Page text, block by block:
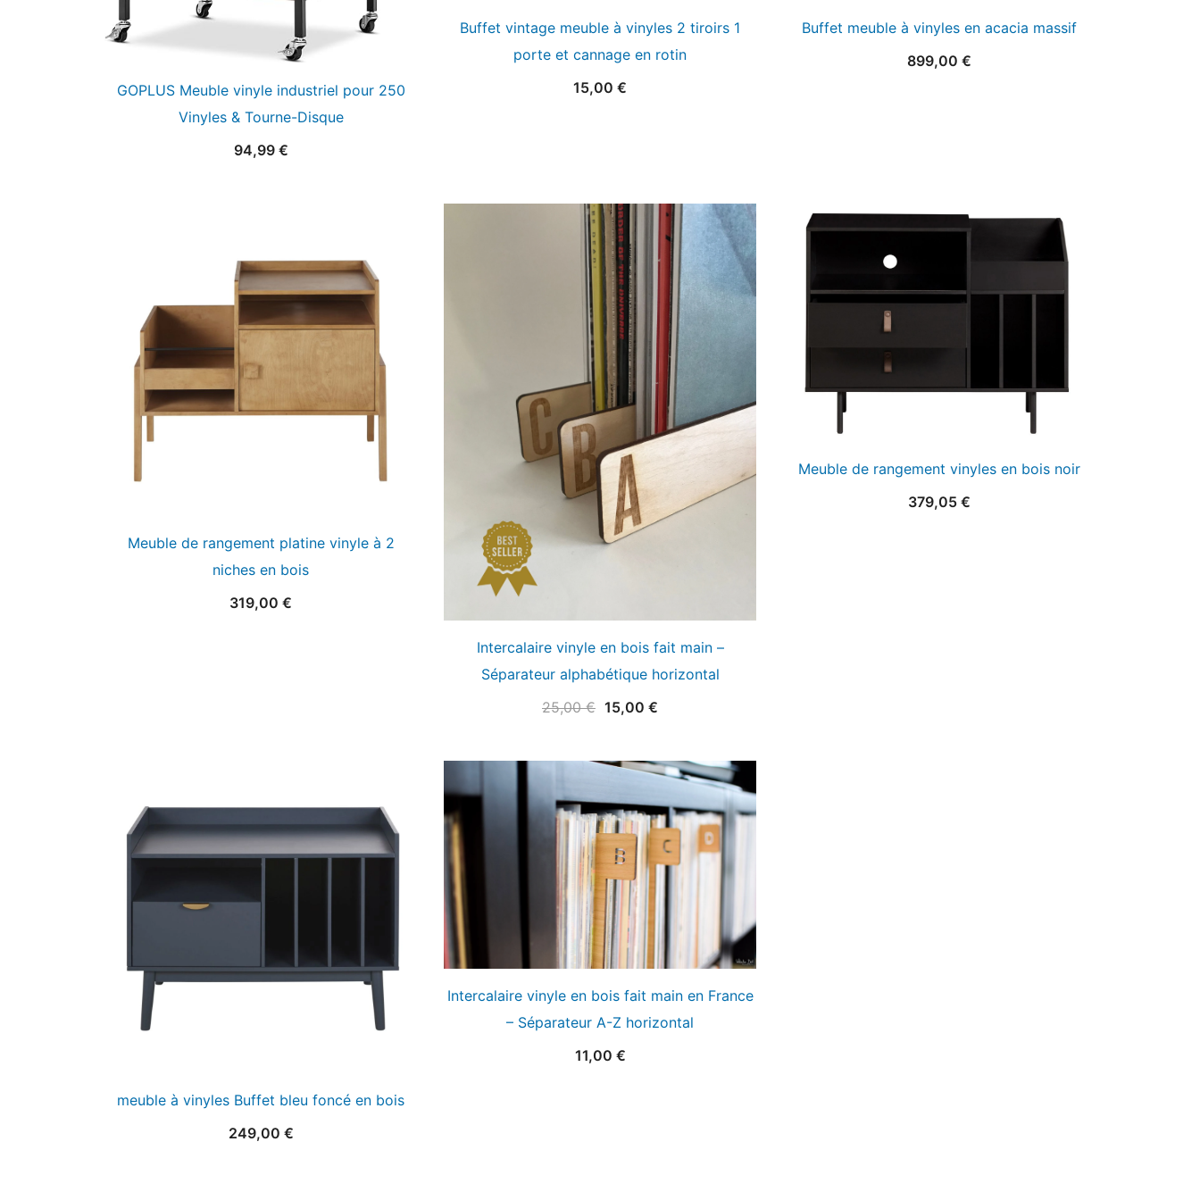
GOPLUS Meuble vinyle industriel pour 250
Vinyles & Tourne-Disque
94,99 €
Buffet vintage meuble à vinyles 2 tiroirs 1
porte et cannage en rotin
15,00 €
Buffet meuble à vinyles en acacia massif
899,00 €
Meuble de rangement platine vinyle à 2
niches en bois
319,00 €
Intercalaire vinyle en bois fait main –
Séparateur alphabétique horizontal
25,00€ Le
était :
25,00 €.
15,00 €
est :
15,00 €.
Meuble de rangement vinyles en bois noir
379,05 €
meuble à vinyles Buffet bleu foncé en bois
249,00 €
Intercalaire vinyle en bois fait main en France
– Séparateur A-Z horizontal
11,00 €